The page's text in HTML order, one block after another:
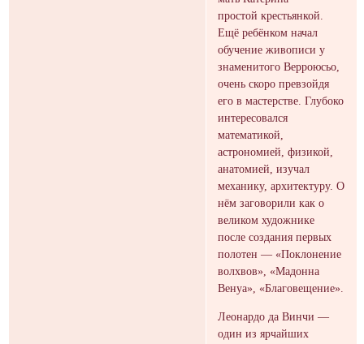
простой крестьянкой.
Ещё ребёнком начал
обучение живописи у
знаменитого Верроюсьо,
очень скоро превзойдя
его в мастерстве. Глубоко
интересовался
математикой,
астрономией, физикой,
анатомией, изучал
механику, архитектуру. О
нём заговорили как о
великом художнике
после создания первых
полотен — «Поклонение
волхвов», «Мадонна
Венуа», «Благовещение».
Леонардо да Винчи —
один из ярчайших